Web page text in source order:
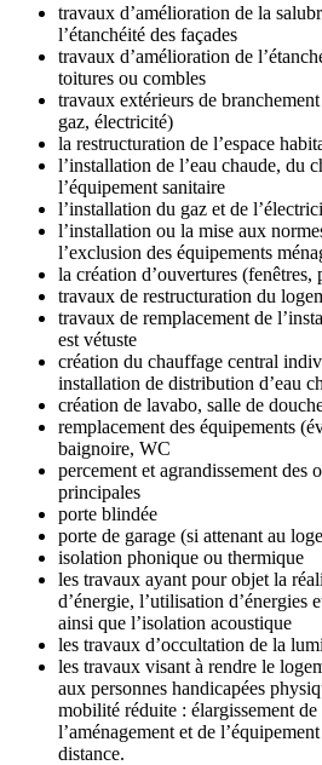
travaux d’amélioration de la
l’étanchéité des façades
travaux d’amélioration de
toitures ou combles
travaux extérieurs de
gaz, électricité)
la restructuration de l’espace
l’installation de l’eau chaude, du
l’équipement sanitaire
l’installation du gaz et de
l’installation ou la mise aux
l’exclusion des équipements
la création d’ouvertures (fenêtres,
travaux de restructuration du
travaux de remplacement de
est vétuste
création du chauffage central
installation de distribution d’eau
création de lavabo, salle de
remplacement des équipements
baignoire, WC
percement et agrandissement des
principales
porte blindée
porte de garage (si attenant au
isolation phonique ou thermique
les travaux ayant pour objet la
d’énergie, l’utilisation d’énergies
ainsi que l’isolation acoustique
les travaux d’occultation de la
les travaux visant à rendre le
aux personnes handicapées
mobilité réduite : élargissement
l’aménagement et de
distance.